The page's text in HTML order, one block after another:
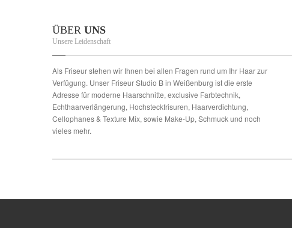
ÜBER UNS
Unsere Leidenschaft
Als Friseur stehen wir Ihnen bei allen Fragen rund um Ihr Haar zur
Verfügung. Unser Friseur Studio B in Weißenburg ist die erste
Adresse für moderne Haarschnitte, exclusive Farbtechnik,
Echthaarverlängerung, Hochsteckfrisuren, Haarverdichtung,
Cellophanes & Texture Mix, sowie Make-Up, Schmuck und noch
vieles mehr.